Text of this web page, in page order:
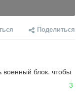
Поделиться
военный блок. чтобы
3